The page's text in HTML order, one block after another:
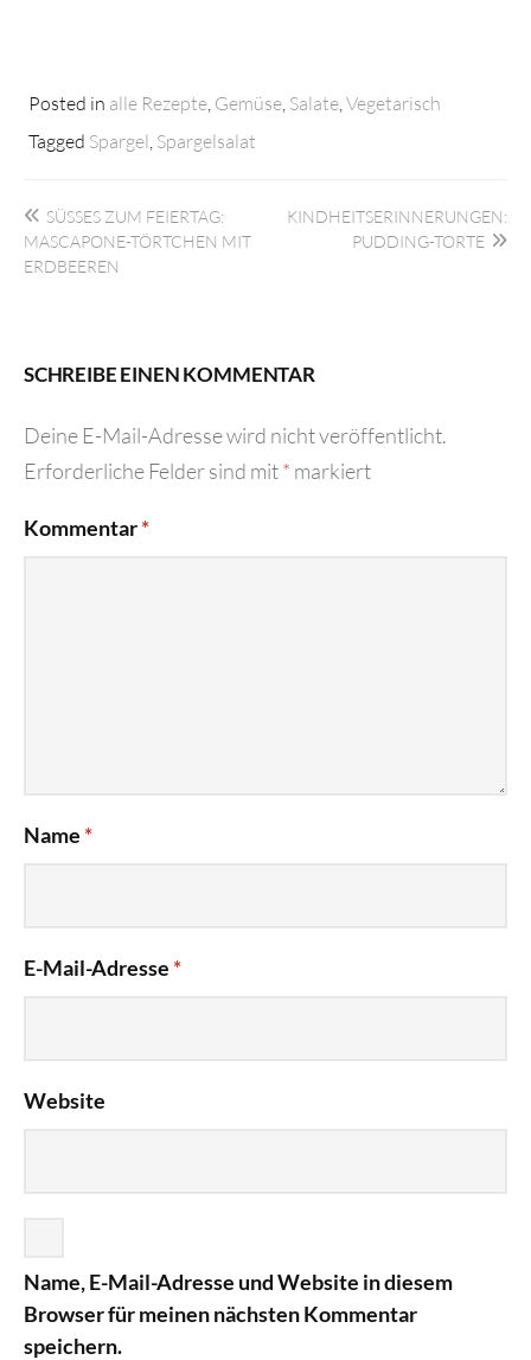
Posted in alle Rezepte Gemüse Salate Vegetarisch
Tagged Spargel Spargelsalat
Beitragsnavigation
SÜSSES ZUM FEIERTAG: M
ASCAPONE-TÖRTCHEN MIT E
RDBEEREN
KINDHEITSERINNERUNGEN:
PUDDING-TORTE
SCHREIBE EINEN KOMMENTAR
Deine E-Mail-Adresse wird nicht veröffentlicht.
Erforderliche Felder sind mit* markiert
Kommentar*
Name *
E-Mail-Adresse *
Website
Name, E-Mail-Adresse und Website in diesem
Browser für meinen nächsten Kommentar
speichern.